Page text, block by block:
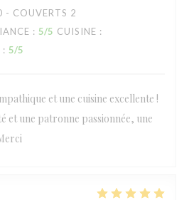
- COUVERTS 2
: 5/5 CUISINE :
: 5/5
et une cuisine excellente !
et une patronne passionnée, une